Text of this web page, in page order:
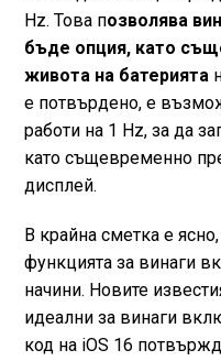
Hz. Това позволява
бъде опция, като
живота на батерията
е потвърдено, е
работи на 1 Hz, за да
като същевременно
дисплей.
В крайна сметка е
функцията за винаги
начини. Новите
идеални за винаги
код на iOS 16